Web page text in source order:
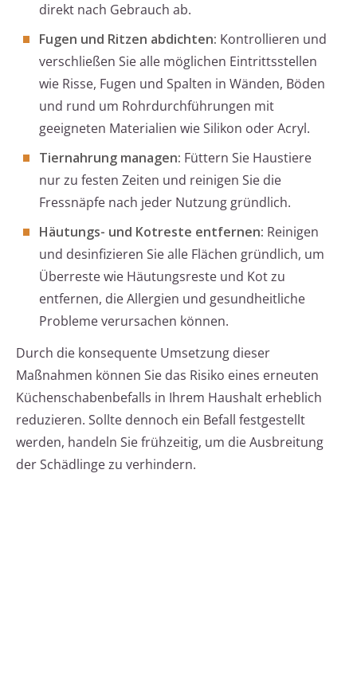
direkt nach Gebrauch ab.
Fugen und Ritzen abdichten: Kontrollieren und
verschließen Sie alle möglichen Eintrittsstellen
wie Risse, Fugen und Spalten in Wänden, Böden
und rund um Rohrdurchführungen mit
geeigneten Materialien wie Silikon oder Acryl.
Tiernahrung managen: Füttern Sie Haustiere
nur zu festen Zeiten und reinigen Sie die
Fressnäpfe nach jeder Nutzung gründlich.
Häutungs- und Kotreste entfernen: Reinigen
und desinfizieren Sie alle Flächen gründlich, um
Überreste wie Häutungsreste und Kot zu
entfernen, die Allergien und gesundheitliche
Probleme verursachen können.
Durch die konsequente Umsetzung dieser
Maßnahmen können Sie das Risiko eines erneuten
Küchenschabenbefalls in Ihrem Haushalt erheblich
reduzieren. Sollte dennoch ein Befall festgestellt
werden, handeln Sie frühzeitig, um die Ausbreitung
der Schädlinge zu verhindern.